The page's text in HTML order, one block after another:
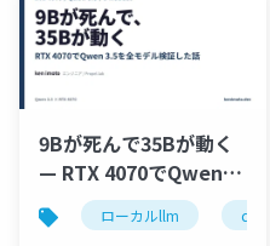
9Bが死んで35Bが動く
— RTX 4070でQwen
3.5を全モデル検証
ローカルllm qwen